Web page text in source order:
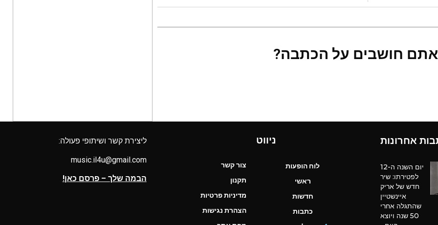
חושבים על הכתבה?
אחרונות
יום השנה ה-12
לפטירתו: שיר
חדש של אריק
איינשטיין
שהתגלה אחרי
50 שנה ויוצא
ניווט
לוח הופעות
ראשי
חדשות
כתבות
צור קשר
תקנון
מדיניות פרטיות
הצהרת נגישות
ליצירת קשר ושיתופי פעולה:
music.il4u@gmail.com
הבמה שלך – פרסם כאן!